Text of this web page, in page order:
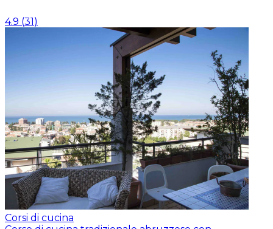
4.9 (31)
Corsi di cucina